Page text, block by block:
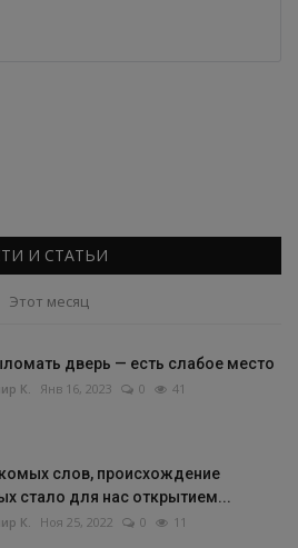
И СТАТЬИ
Этот месяц
дверь — есть слабое место
К. Янв 16, 2023 0 41
слов, происхождение
стало для нас открытием...
К. Ноя 25, 2022 0 11